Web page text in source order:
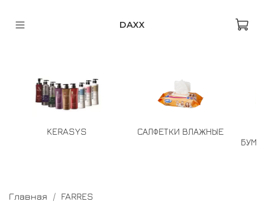
DAXX
KERASYS
САЛФЕТКИ ВЛАЖНЫЕ
Главная FARRES